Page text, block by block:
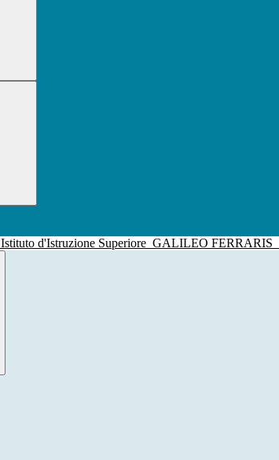
Istituto d'Istruzione Superiore GALILEO FERRARIS